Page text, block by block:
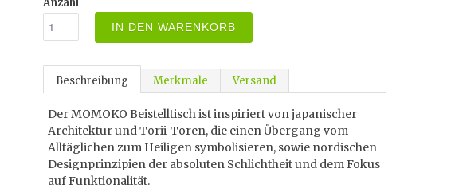
Anzahl
IN DEN WARENKORB
Beschreibung Merkmale Versand
Der MOMOKO Beistelltisch ist inspiriert von japanischer
Architektur und Torii-Toren, die einen Übergang vom
Alltäglichen zum Heiligen symbolisieren, sowie nordischen
Designprinzipien der absoluten Schlichtheit und dem Fokus
auf Funktionalität.